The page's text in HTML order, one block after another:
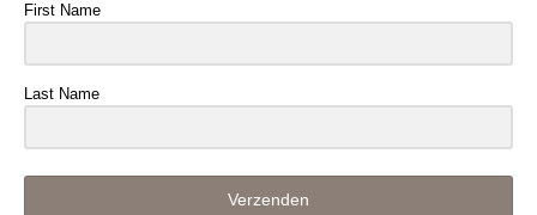
First Name
Last Name
Verzenden